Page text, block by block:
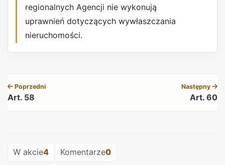
regionalnych Agencji nie wykonują
uprawnień dotyczących wywłaszczania
nieruchomości.
Poprzedni
Art. 58
Następny
Art. 60
W akcie4 Komentarze0